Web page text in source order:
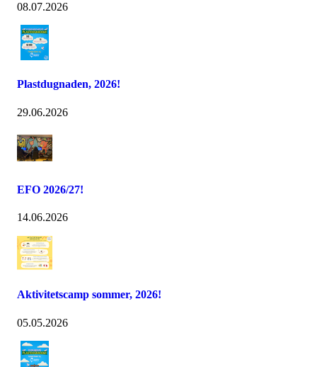
08.07.2026
Plastdugnaden, 2026!
29.06.2026
EFO 2026/27!
14.06.2026
Aktivitetscamp sommer, 2026!
05.05.2026